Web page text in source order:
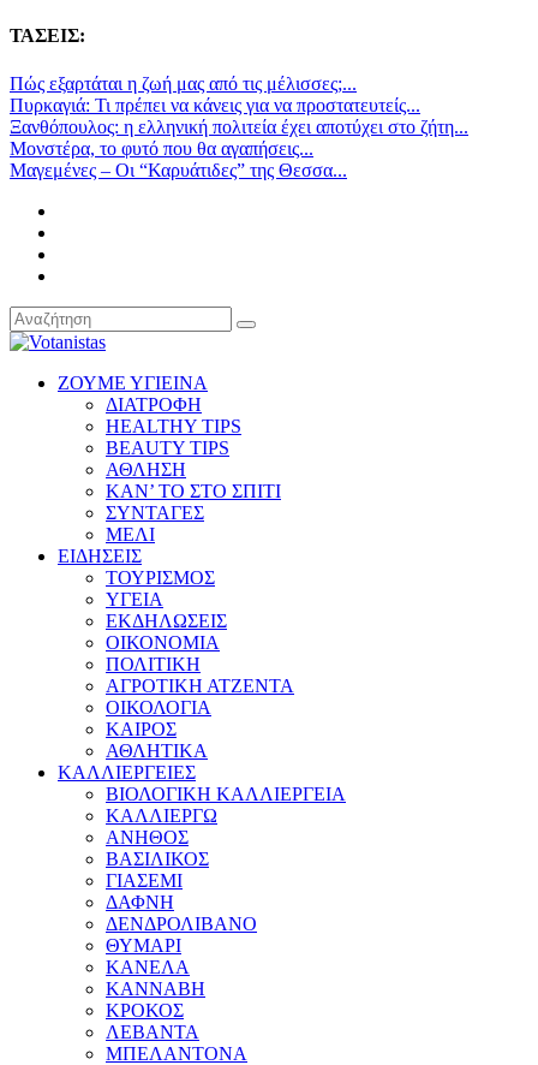
ΤΑΣΕΙΣ:
Πώς εξαρτάται η ζωή μας από τις μέλισσες;...
Πυρκαγιά: Τι πρέπει να κάνεις για να προστατευτείς...
Ξανθόπουλος: η ελληνική πολιτεία έχει αποτύχει στο ζήτη...
Μονστέρα, το φυτό που θα αγαπήσεις...
Μαγεμένες – Οι “Καρυάτιδες” της Θεσσα...
ΖΟΥΜΕ ΥΓΙΕΙΝΑ
ΔΙΑΤΡΟΦΗ
HEALTHY TIPS
BEAUTY TIPS
ΑΘΛΗΣΗ
ΚΑΝ’ ΤΟ ΣΤΟ ΣΠΙΤΙ
ΣΥΝΤΑΓΕΣ
ΜΕΛΙ
ΕΙΔΗΣΕΙΣ
ΤΟΥΡΙΣΜΟΣ
ΥΓΕΙΑ
ΕΚΔΗΛΩΣΕΙΣ
ΟΙΚΟΝΟΜΙΑ
ΠΟΛΙΤΙΚΗ
ΑΓΡΟΤΙΚΗ ΑΤΖΕΝΤΑ
ΟΙΚΟΛΟΓΙΑ
ΚΑΙΡΟΣ
ΑΘΛΗΤΙΚΑ
ΚΑΛΛΙΕΡΓΕΙΕΣ
ΒΙΟΛΟΓΙΚΗ ΚΑΛΛΙΕΡΓΕΙΑ
ΚΑΛΛΙΕΡΓΩ
ΑΝΗΘΟΣ
ΒΑΣΙΛΙΚΟΣ
ΓΙΑΣΕΜΙ
ΔΑΦΝΗ
ΔΕΝΔΡΟΛΙΒΑΝΟ
ΘΥΜΑΡΙ
ΚΑΝΕΛΑ
ΚΑΝΝΑΒΗ
ΚΡΟΚΟΣ
ΛΕΒΑΝΤΑ
ΜΠΕΛΑΝΤΟΝΑ